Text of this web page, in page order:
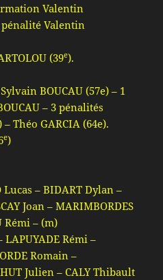
Valentin
pénalité Valentin
(39e).
BOUCAU (57e) – 1
– 3 pénalités
Théo GARCIA (64e).
e)
Lucas – BIDART Dylan –
Joan – MARIMBORDES
Rémi – (m)
LAPUYADE Rémi –
Romain –
Julien – CALY Thibault